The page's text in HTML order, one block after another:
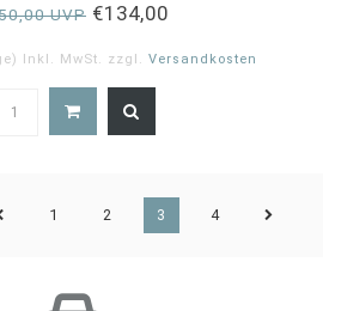
UVP €134,00
Inkl. MwSt. zzgl. Versandkosten
1 2 3 4